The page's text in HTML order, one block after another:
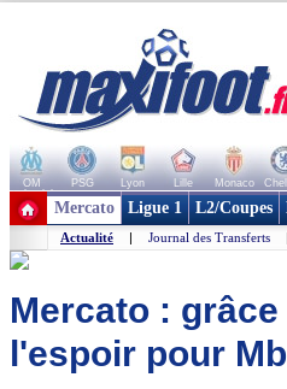
OM PSG Lyon Lille Monaco
+ de clubs
Mercato Ligue 1 L2/Coupes
Actualité | Journal des Transferts
Mercato :
l'espoir pour